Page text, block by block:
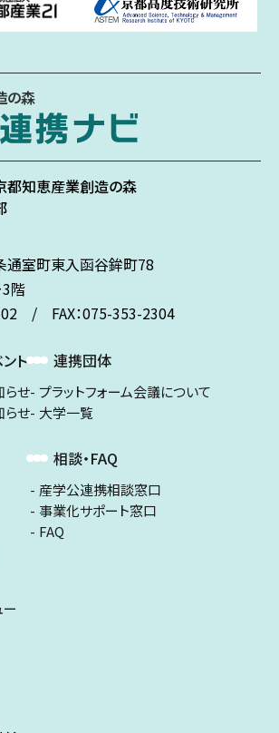
の森
都知恵産業創造の森
通室町東入函谷鉾町78
階
/ FAX：075-353-2304
ト
らせ
らせ
連携団体
プラットフォーム会議について
大学一覧
相談・FAQ
産学公連携相談窓口
事業化サポート窓口
FAQ